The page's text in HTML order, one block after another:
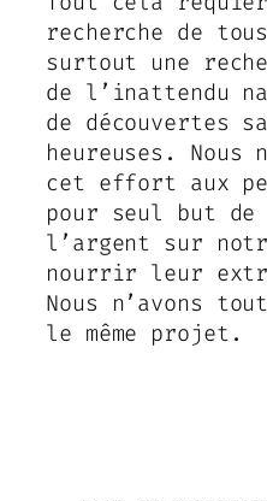
recherche de
surtout une
de l’inattendu
de découvertes
heureuses. Nous
cet effort aux
pour seul but
l’argent sur
nourrir leur
Nous n’avons
le même projet.